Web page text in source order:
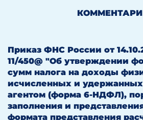
Приказ ФНС России от
11/450@ "Об утверждении
сумм налога на доходы
исчисленных и
агентом (форма 6-НДФЛ),
заполнения и
формата представления